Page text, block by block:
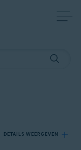
DETAILS WEERGEVEN